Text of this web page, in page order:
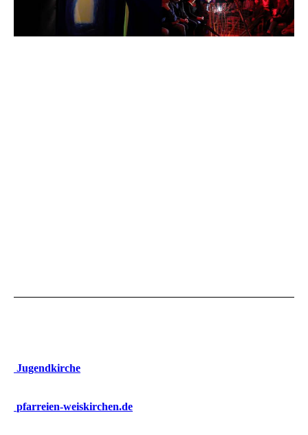
Jugendkirche
pfarreien-weiskirchen.de